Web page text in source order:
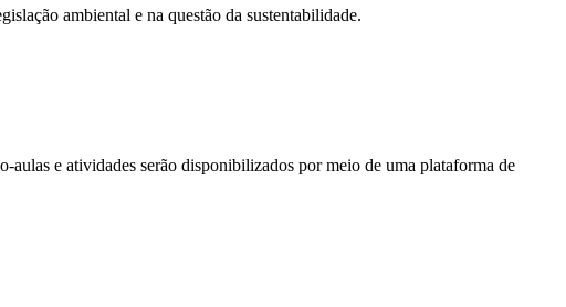
ambiental e na questão da sustentabilidade.
e atividades serão disponibilizados por meio de uma plataforma de